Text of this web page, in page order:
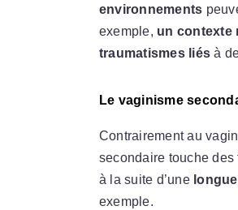
environnements
exemple, un contexte
traumatismes liés à
Le vaginisme
Contrairement au
secondaire touche des
à la suite d’une
exemple.